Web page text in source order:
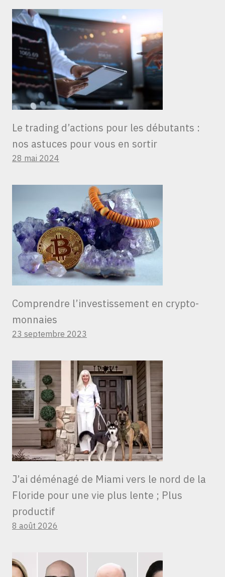
Le trading d’actions pour les débutants :
nos astuces pour vous en sortir
28 mai 2024
Comprendre l’investissement en crypto-
monnaies
23 septembre 2023
J’ai déménagé de Miami vers le nord de la
Floride pour une vie plus lente ; Plus
productif
8 août 2026